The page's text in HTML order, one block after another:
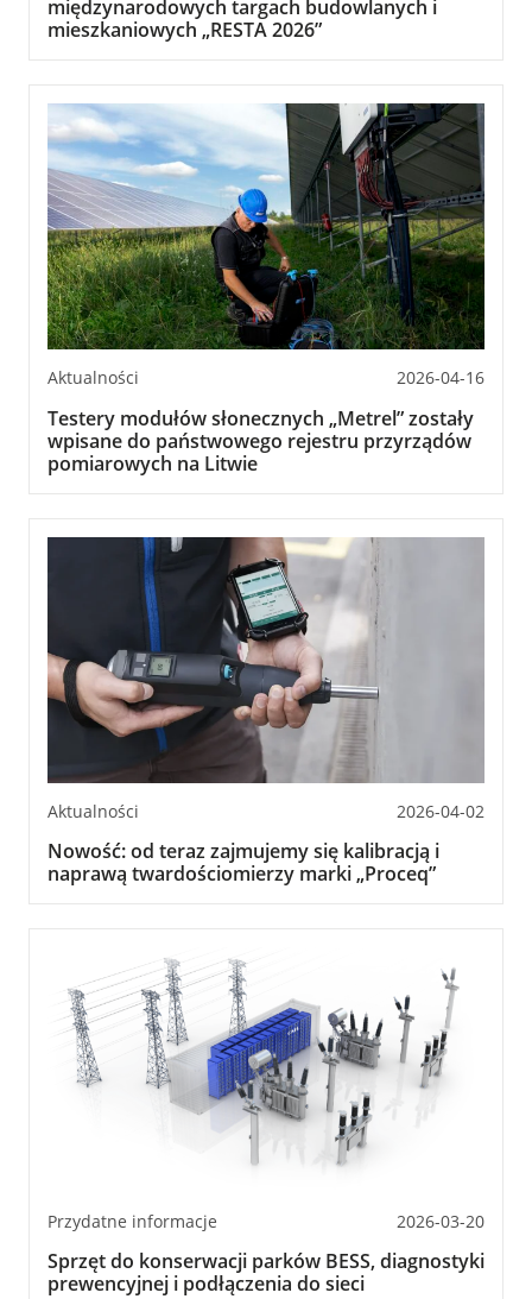
międzynarodowych targach budowlanych i
mieszkaniowych „RESTA 2026”
Aktualności 2026-04-16
Testery modułów słonecznych „Metrel” zostały
wpisane do państwowego rejestru przyrządów
pomiarowych na Litwie
Aktualności 2026-04-02
Nowość: od teraz zajmujemy się kalibracją i
naprawą twardościomierzy marki „Proceq”
Przydatne informacje 2026-03-20
Sprzęt do konserwacji parków BESS, diagnostyki
prewencyjnej i podłączenia do sieci